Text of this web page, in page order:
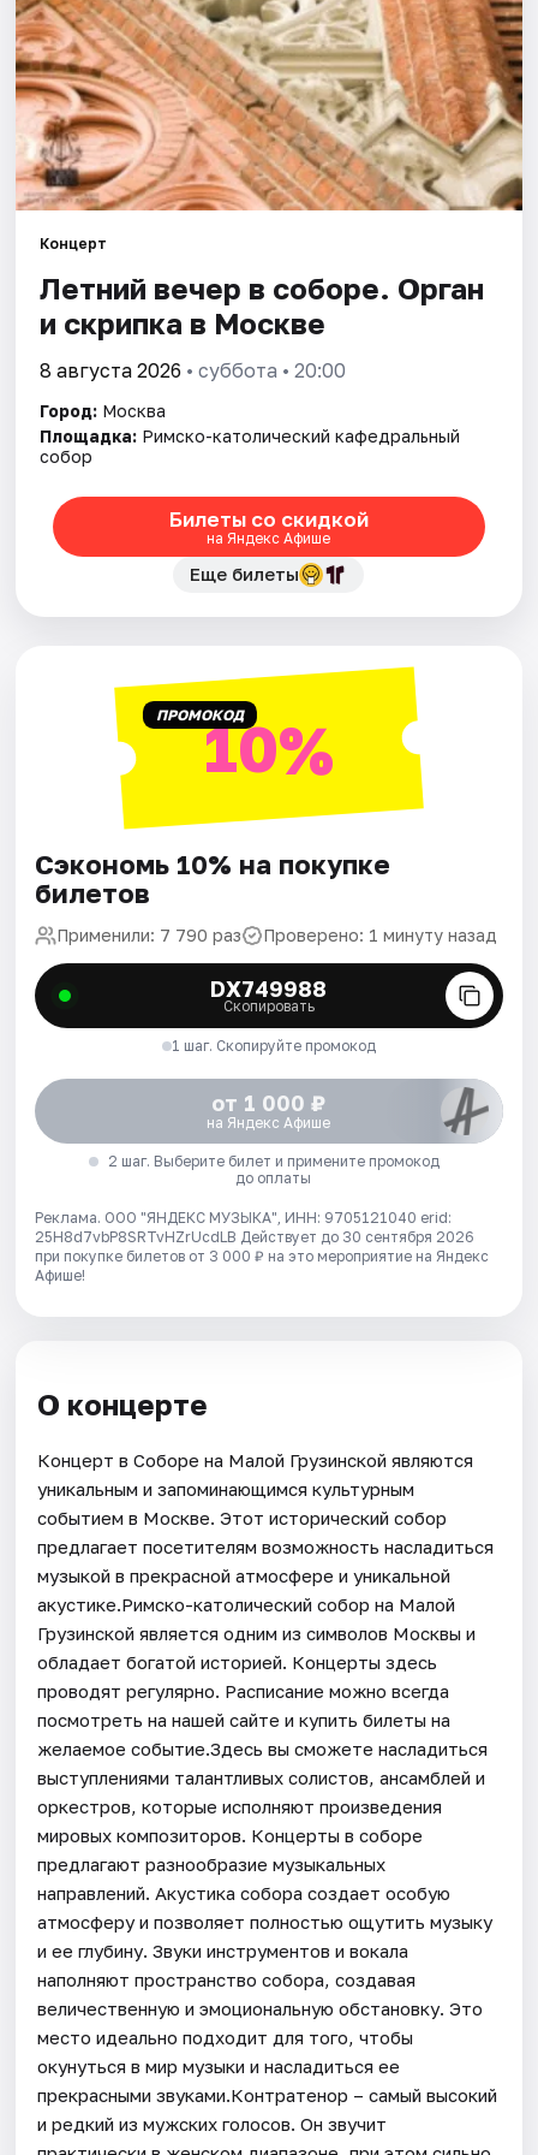
Города
Площадки
Артисты
Концерт
Летний вечер в соборе. Орган
и скрипка в Москве
8 августа 2026 • суббота • 20:00
Город: Москва
Площадка: Римско-католический кафедральный
собор
Билеты со скидкой
на Яндекс Афише
Еще билеты
ПРОМОКОД10%
Сэкономь 10% на покупке
билетов
Применили: 7 790 раз Проверено: 1 минуту назад
DX749988
Скопировать
1 шаг. Скопируйте промокод
от 1 000 ₽
на Яндекс Афише
2 шаг. Выберите билет и примените промокод
до оплаты
Реклама. ООО "ЯНДЕКС МУЗЫКА", ИНН: 9705121040 erid:
25H8d7vbP8SRTvHZrUcdLB Действует до 30 сентября 2026
при покупке билетов от 3 000 ₽ на это мероприятие на Яндекс
Афише!
О концерте
Концерт в Соборе на Малой Грузинской являются
уникальным и запоминающимся культурным
событием в Москве. Этот исторический собор
предлагает посетителям возможность насладиться
музыкой в прекрасной атмосфере и уникальной
акустике.Римско-католический собор на Малой
Грузинской является одним из символов Москвы и
обладает богатой историей. Концерты здесь
проводят регулярно. Расписание можно всегда
посмотреть на нашей сайте и купить билеты на
желаемое событие.Здесь вы сможете насладиться
выступлениями талантливых солистов, ансамблей и
оркестров, которые исполняют произведения
мировых композиторов. Концерты в соборе
предлагают разнообразие музыкальных
направлений. Акустика собора создает особую
атмосферу и позволяет полностью ощутить музыку
и ее глубину. Звуки инструментов и вокала
наполняют пространство собора, создавая
величественную и эмоциональную обстановку. Это
место идеально подходит для того, чтобы
окунуться в мир музыки и насладиться ее
прекрасными звуками.Контратенор – самый высокий
и редкий из мужских голосов. Он звучит